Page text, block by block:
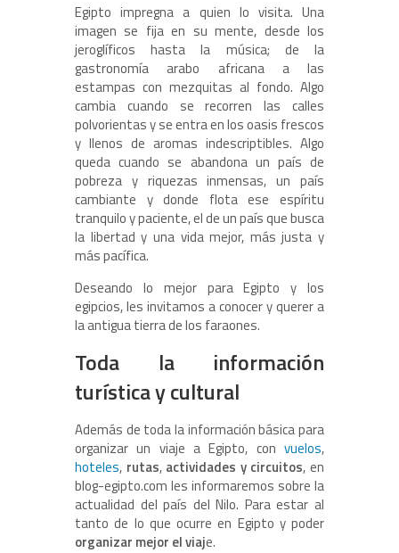
Egipto impregna a quien lo visita. Una
imagen se fija en su mente, desde los
jeroglíficos hasta la música; de la
gastronomía arabo africana a las
estampas con mezquitas al fondo. Algo
cambia cuando se recorren las calles
polvorientas y se entra en los oasis frescos
y llenos de aromas indescriptibles. Algo
queda cuando se abandona un país de
pobreza y riquezas inmensas, un país
cambiante y donde flota ese espíritu
tranquilo y paciente, el de un país que busca
la libertad y una vida mejor, más justa y
más pacífica.
Deseando lo mejor para Egipto y los
egipcios, les invitamos a conocer y querer a
la antigua tierra de los faraones.
Toda la información
turística y cultural
Además de toda la información básica para
organizar un viaje a Egipto, con vuelos,
hoteles, rutas, actividades y circuitos, en
blog-egipto.com les informaremos sobre la
actualidad del país del Nilo. Para estar al
tanto de lo que ocurre en Egipto y poder
organizar mejor el viaje.